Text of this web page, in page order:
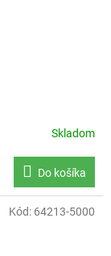
Skladom
Do košíka
Kód: 64213-5000